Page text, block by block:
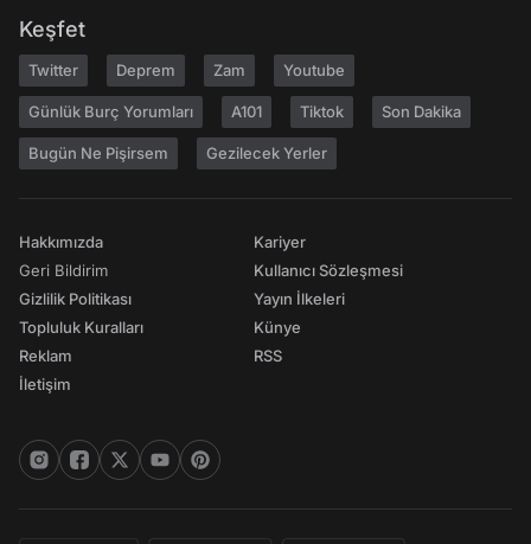
Keşfet
Twitter Deprem Zam Youtube
Günlük Burç Yorumları A101 Tiktok Son Dakika
Bugün Ne Pişirsem Gezilecek Yerler
Hakkımızda
Geri Bildirim
Gizlilik Politikası
Topluluk Kuralları
Reklam
İletişim
Kariyer
Kullanıcı Sözleşmesi
Yayın İlkeleri
Künye
RSS